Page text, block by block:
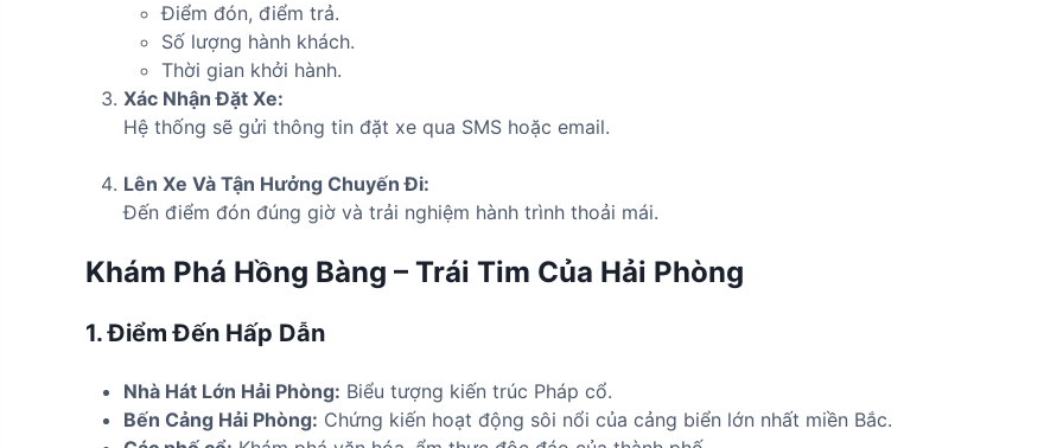
Điểm đón, điểm trả.
Số lượng hành khách.
Thời gian khởi hành.
Xác Nhận Đặt Xe:
Hệ thống sẽ gửi thông tin đặt xe qua SMS hoặc email.
Lên Xe Và Tận Hưởng Chuyến Đi:
Đến điểm đón đúng giờ và trải nghiệm hành trình thoải mái.
Khám Phá Hồng Bàng – Trái Tim Của Hải Phòng
1. Điểm Đến Hấp Dẫn
Nhà Hát Lớn Hải Phòng: Biểu tượng kiến trúc Pháp cổ.
Bến Cảng Hải Phòng: Chứng kiến hoạt động sôi nổi của cảng biển lớn nhất miền Bắc.